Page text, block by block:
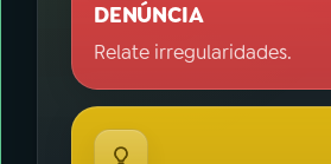
DENÚNCIA
Relate irregularidades.